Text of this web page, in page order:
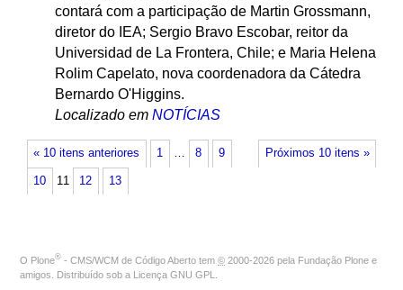
contará com a participação de Martin Grossmann,
diretor do IEA; Sergio Bravo Escobar, reitor da
Universidad de La Frontera, Chile; e Maria Helena
Rolim Capelato, nova coordenadora da Cátedra
Bernardo O'Higgins.
Localizado em NOTÍCIAS
« 10 itens anteriores Próximos 10 itens »
1 … 8 9
10 11 12 13
O Plone® - CMS/WCM de Código Aberto tem © 2000-2026 pela Fundação Plone e
amigos. Distribuído sob a Licença GNU GPL